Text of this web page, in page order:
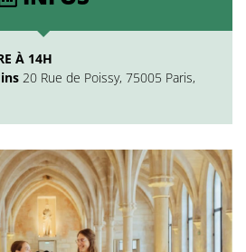
À 14H
20 Rue de Poissy, 75005 Paris,